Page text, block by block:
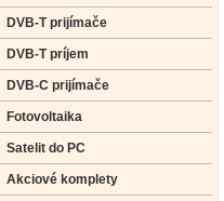
DVB-T prijímače
DVB-T príjem
DVB-C prijímače
Fotovoltaika
Satelit do PC
Akciové komplety